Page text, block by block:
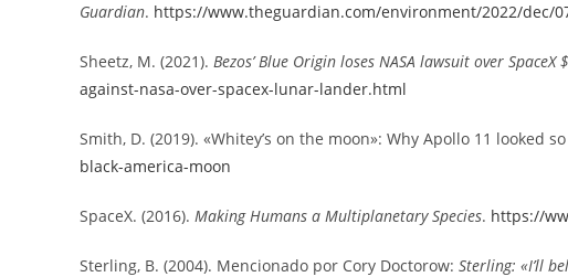
Guardian. https://www.theguardian.com/environment/2022/dec/
Sheetz, M. (2021). Bezos’ Blue Origin loses NASA lawsuit over
against-nasa-over-spacex-lunar-lander.html
Smith, D. (2019). «Whitey’s on the moon»: Why Apollo 11 looked
black-america-moon
SpaceX. (2016). Making Humans a Multiplanetary Species. https://
Sterling, B. (2004). Mencionado por Cory Doctorow: Sterling: «I’ll